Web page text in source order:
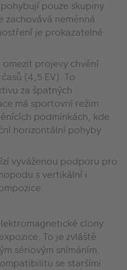
pouze skupiny
zachovává neměnná
je prokazatelně
omezit projevy chvění
(4,5 EV). To
za špatných
má sportovní režim
podmínkách, kde
horizontální pohyby
vyváženou podporu pro
s vertikální i
clony
To je zvláště
sériovým snímáním.
se staršími